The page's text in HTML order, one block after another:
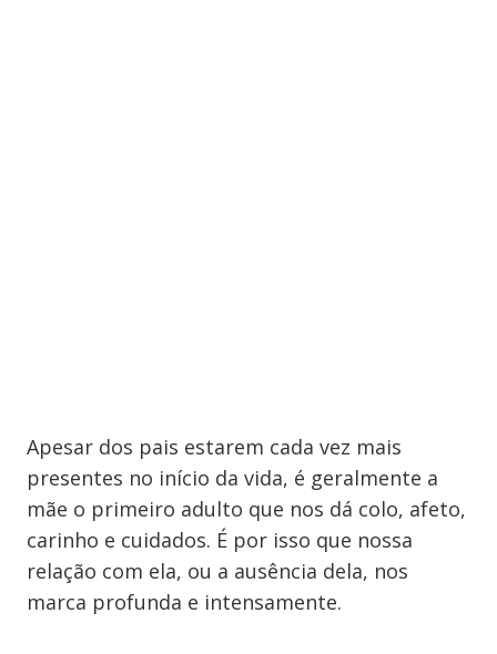
Apesar dos pais estarem cada vez mais
presentes no início da vida, é geralmente a
mãe o primeiro adulto que nos dá colo, afeto,
carinho e cuidados. É por isso que nossa
relação com ela, ou a ausência dela, nos
marca profunda e intensamente.